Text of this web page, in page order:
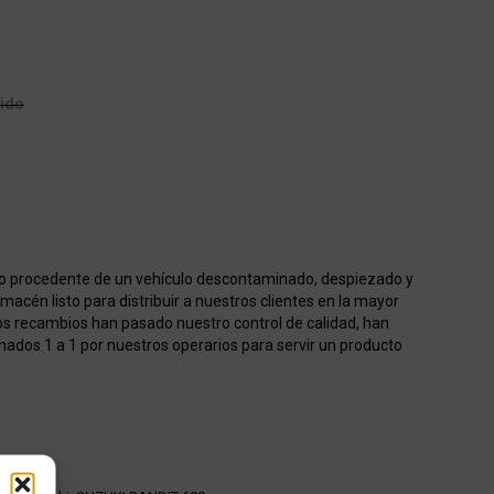
procedente de un vehículo descontaminado, despiezado y
listo para distribuir a nuestros clientes en la mayor
recambios han pasado nuestro control de calidad, han
1 a 1 por nuestros operarios para servir un producto